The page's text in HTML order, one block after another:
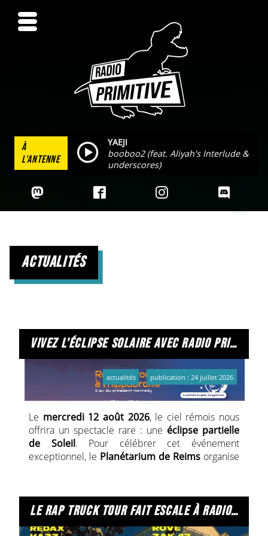
À
L'ANTENNE
YAEJI
booboo2 (feat. Aliyah's Interlude &
underscores)
actualités
vivez l'éclipse solaire avec radio primitive !
actualités publication : 24 juillet 2026
Le mercredi 12 août 2026, le ciel rémois nous
offrira un spectacle rare : une éclipse partielle
de Soleil. Pour célébrer cet événement
exceptionnel, le Planétarium de Reims organise
vous pour vous faire vivre cette expérience au
plus près.
le rap truck tour fait escale à radio primitive !